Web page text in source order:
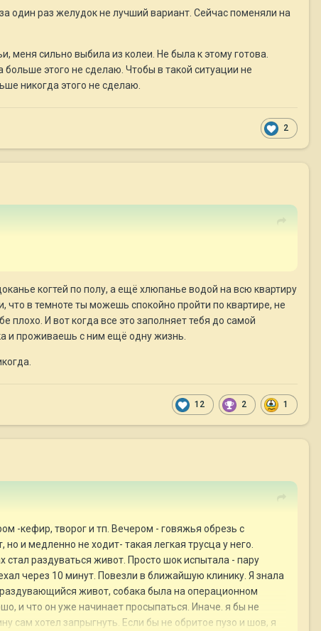
один раз желудок не лучший вариант. Сейчас поменяли на
меня сильно выбила из колеи. Не была к этому готова.
больше этого не сделаю. Чтобы в такой ситуации не
никогда этого не сделаю.
2
когтей по полу, а ещё хлюпанье водой на всю квартиру
что в темноте ты можешь спокойно пройти по квартире, не
плохо. И вот когда все это заполняет тебя до самой
и проживаешь с ним ещё одну жизнь.
12 2 1
-кефир, творог и тп. Вечером - говяжья обрезь с
и медленно не ходит- такая легкая трусца у него.
стал раздуваться живот. Просто шок испытала - пару
через 10 минут. Повезли в ближайшую клинику. Я знала
живот, собака была на операционном
и что он уже начинает просыпаться. Иначе. я бы не
сам хотел запрыгнуть. Если бы не обритое пузо и шов, я